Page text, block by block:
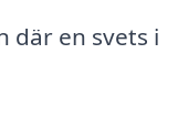
där en svets i